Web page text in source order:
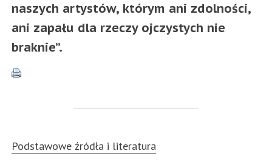
naszych artystów, którym ani zdolności,
ani zapału dla rzeczy ojczystych nie
braknie”.
Podstawowe źródła i literatura